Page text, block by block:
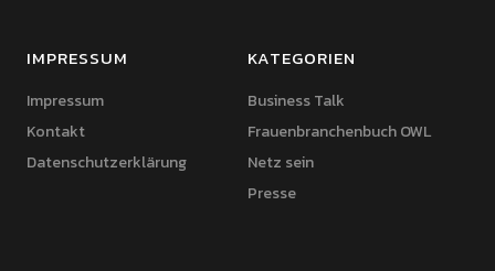
IMPRESSUM
Impressum
Kontakt
Datenschutzerklärung
KATEGORIEN
Business Talk
Frauenbranchenbuch OWL
Netz sein
Presse